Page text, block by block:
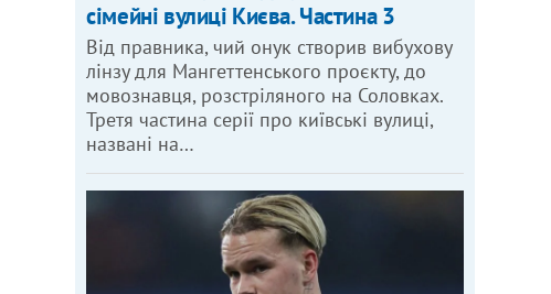
сімейні вулиці Києва. Частина 3
Від правника, чий онук створив вибухову
лінзу для Мангеттенського проєкту, до
мовознавця, розстріляного на Соловках.
Третя частина серії про київські вулиці,
названі на…